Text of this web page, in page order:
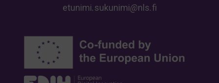
etunimi.sukunimi@nls.fi